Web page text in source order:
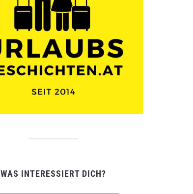
WAS INTERESSIERT DICH?